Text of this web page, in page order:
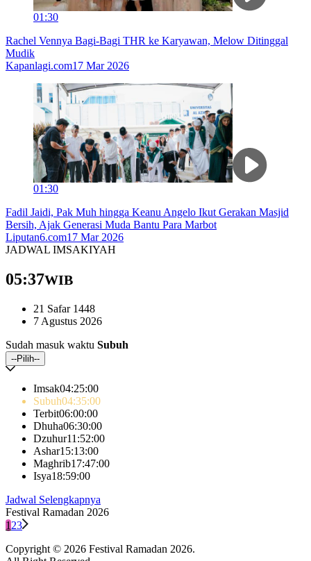
01:30
Rachel Vennya Bagi-Bagi THR ke Karyawan, Melow Ditinggal
Mudik
Kapanlagi.com17 Mar 2026
01:30
Fadil Jaidi, Pak Muh hingga Keanu Angelo Ikut Gerakan Masjid
Bersih, Ajak Generasi Muda Bantu Para Marbot
Liputan6.com17 Mar 2026
JADWAL IMSAKIYAH
05:37WIB
21 Safar 1448
7 Agustus 2026
Sudah masuk waktu Subuh
--Pilih--
Imsak04:25:00
Subuh04:35:00
Terbit06:00:00
Dhuha06:30:00
Dzuhur11:52:00
Ashar15:13:00
Maghrib17:47:00
Isya18:59:00
Jadwal Selengkapnya
Festival Ramadan 2026
123
Copyright © 2026 Festival Ramadan 2026.